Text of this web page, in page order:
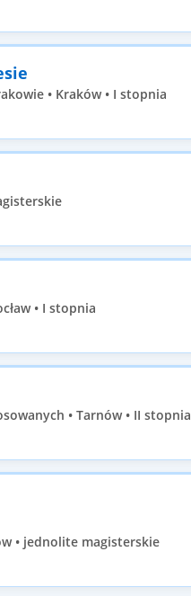
• Kraków • I stopnia
• I stopnia
• Tarnów • II stopnia
• jednolite magisterskie